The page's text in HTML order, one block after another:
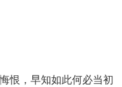
恨，早知如此何必当初